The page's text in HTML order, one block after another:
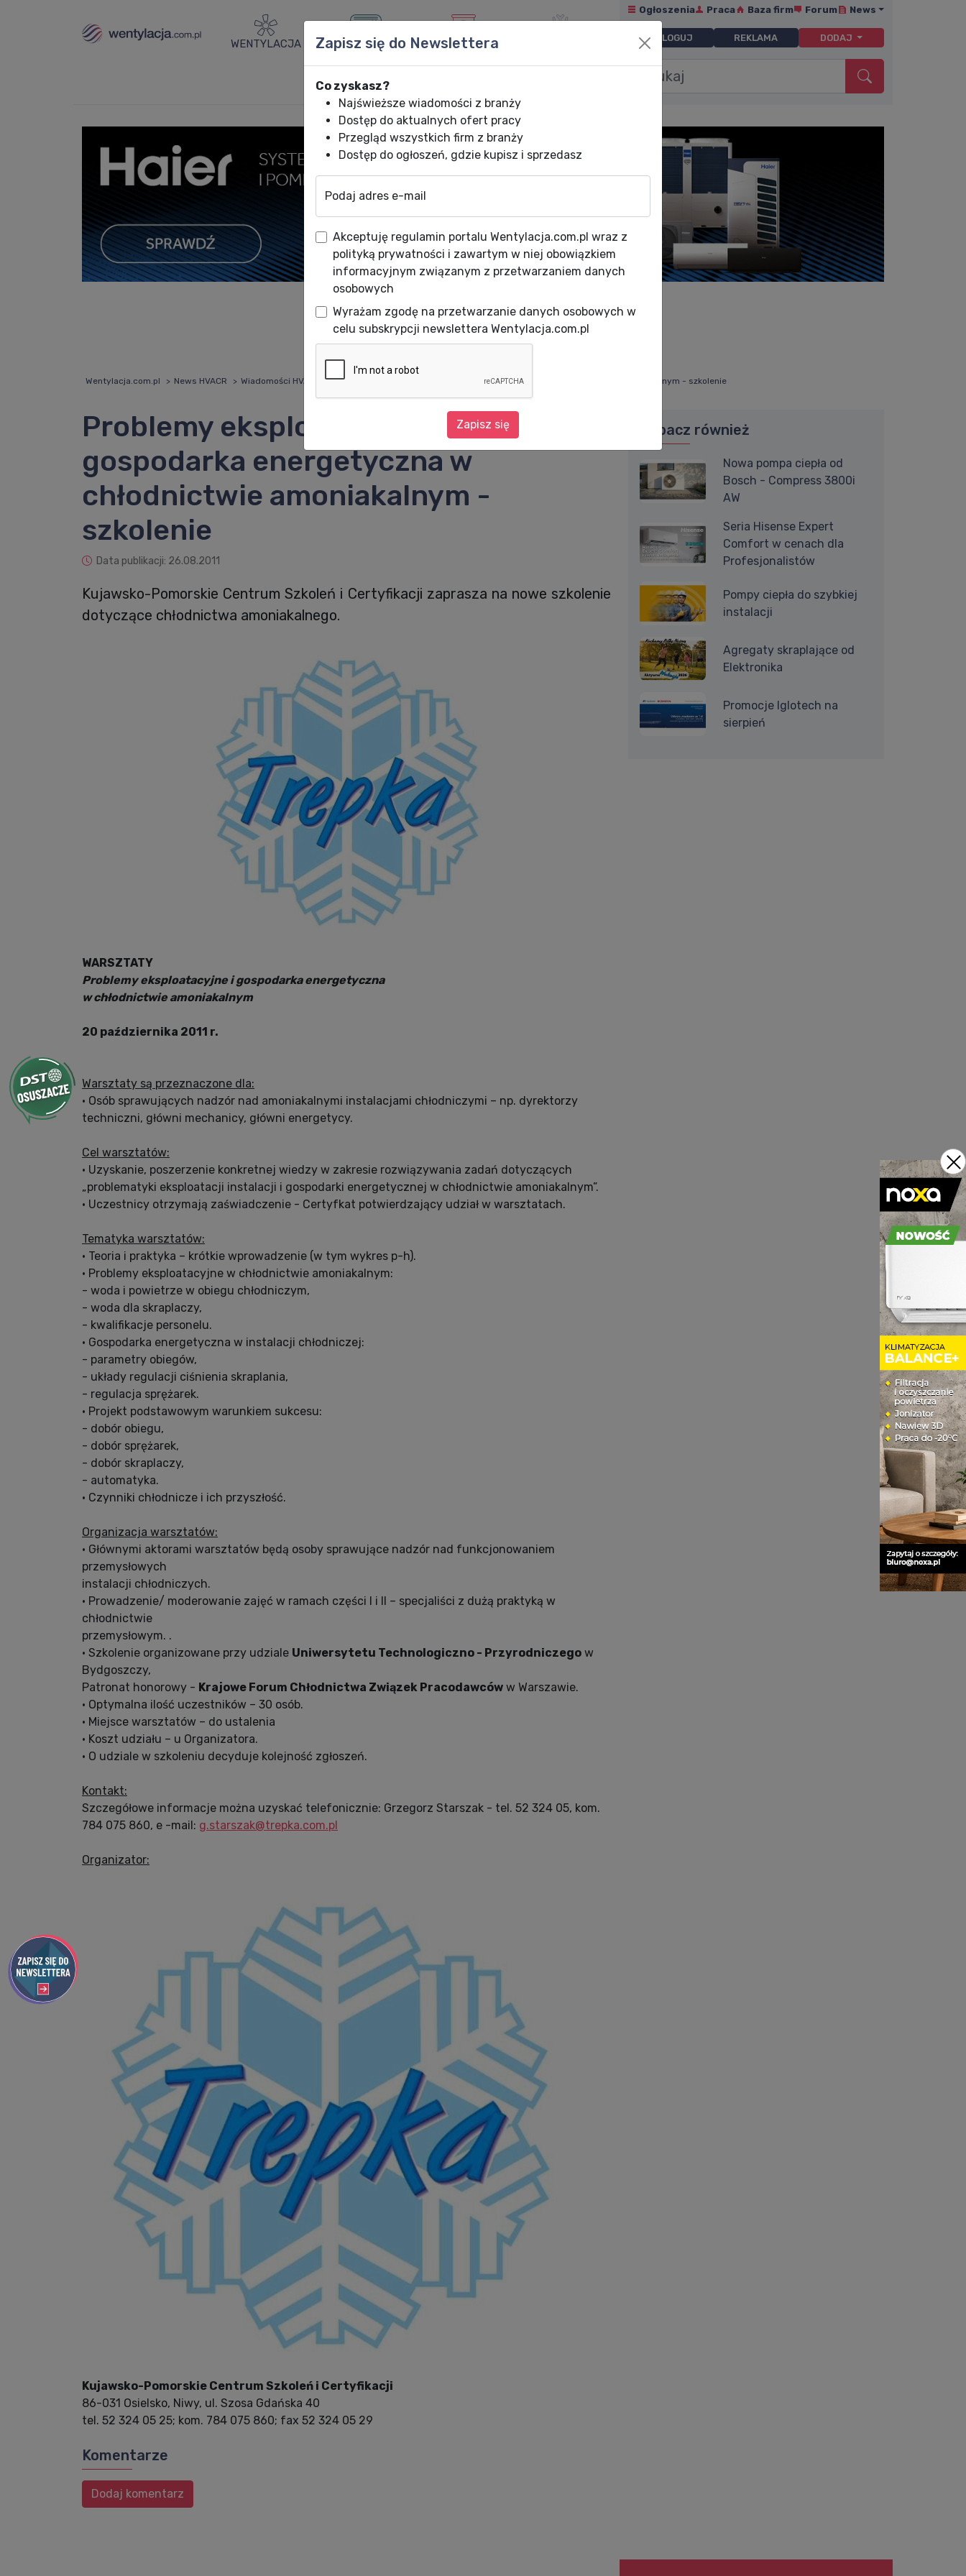
WENTYLACJA KLIMATYZACJA OGRZEWANIE
Ogłoszenia Praca Baza firm Forum News
ZALOGUJ REKLAMA DODAJ
Wentylacja.com.pl News HVACR Wiadomości HVACR Problemy eksploatacyjne i gospodarka energetyczna w chłodnictwie amoniakalnym - szkolenie
Problemy eksploatacyjne i
gospodarka energetyczna w
chłodnictwie amoniakalnym -
szkolenie
Data publikacji: 26.08.2011
Kujawsko-Pomorskie Centrum Szkoleń i Certyfikacji zaprasza na nowe szkolenie
dotyczące chłodnictwa amoniakalnego.
WARSZTATY
Problemy eksploatacyjne i gospodarka energetyczna
w chłodnictwie amoniakalnym
20 października 2011 r.
Warsztaty są przeznaczone dla:
• Osób sprawujących nadzór nad amoniakalnymi instalacjami chłodniczymi – np. dyrektorzy
techniczni, główni mechanicy, główni energetycy.
Cel warsztatów:
• Uzyskanie, poszerzenie konkretnej wiedzy w zakresie rozwiązywania zadań dotyczących
„problematyki eksploatacji instalacji i gospodarki energetycznej w chłodnictwie amoniakalnym”.
• Uczestnicy otrzymają zaświadczenie - Certyfkat potwierdzający udział w warsztatach.
Tematyka warsztatów:
• Teoria i praktyka – krótkie wprowadzenie (w tym wykres p-h).
• Problemy eksploatacyjne w chłodnictwie amoniakalnym:
- woda i powietrze w obiegu chłodniczym,
- woda dla skraplaczy,
- kwalifikacje personelu.
• Gospodarka energetyczna w instalacji chłodniczej:
- parametry obiegów,
- układy regulacji ciśnienia skraplania,
- regulacja sprężarek.
• Projekt podstawowym warunkiem sukcesu:
- dobór obiegu,
- dobór sprężarek,
- dobór skraplaczy,
- automatyka.
• Czynniki chłodnicze i ich przyszłość.
Organizacja warsztatów:
• Głównymi aktorami warsztatów będą osoby sprawujące nadzór nad funkcjonowaniem
przemysłowych
instalacji chłodniczych.
• Prowadzenie/ moderowanie zajęć w ramach części I i II – specjaliści z dużą praktyką w
chłodnictwie
przemysłowym. .
• Szkolenie organizowane przy udziale Uniwersytetu Technologiczno - Przyrodniczego w
Bydgoszczy,
Patronat honorowy - Krajowe Forum Chłodnictwa Związek Pracodawców w Warszawie.
• Optymalna ilość uczestników – 30 osób.
• Miejsce warsztatów – do ustalenia
• Koszt udziału – u Organizatora.
• O udziale w szkoleniu decyduje kolejność zgłoszeń.
Kontakt:
Szczegółowe informacje można uzyskać telefonicznie: Grzegorz Starszak - tel. 52 324 05, kom.
784 075 860, e -mail: g.starszak@trepka.com.pl
Organizator:
Kujawsko-Pomorskie Centrum Szkoleń i Certyfikacji
86-031 Osielsko, Niwy, ul. Szosa Gdańska 40
tel. 52 324 05 25; kom. 784 075 860; fax 52 324 05 29
Komentarze
Dodaj komentarz
Zobacz również
Nowa pompa ciepła od
Bosch - Compress 3800i
AW
Seria Hisense Expert
Comfort w cenach dla
Profesjonalistów
Pompy ciepła do szybkiej
instalacji
Agregaty skraplające od
Elektronika
Promocje Iglotech na
sierpień
Zapisz się do Newslettera
Co zyskasz?
Najświeższe wiadomości z branży
Dostęp do aktualnych ofert pracy
Przegląd wszystkich firm z branży
Dostęp do ogłoszeń, gdzie kupisz i sprzedasz
Podaj adres e-mail
Akceptuję regulamin portalu Wentylacja.com.pl wraz z
polityką prywatności i zawartym w niej obowiązkiem
informacyjnym związanym z przetwarzaniem danych
osobowych
Wyrażam zgodę na przetwarzanie danych osobowych w
celu subskrypcji newslettera Wentylacja.com.pl
Zapisz się